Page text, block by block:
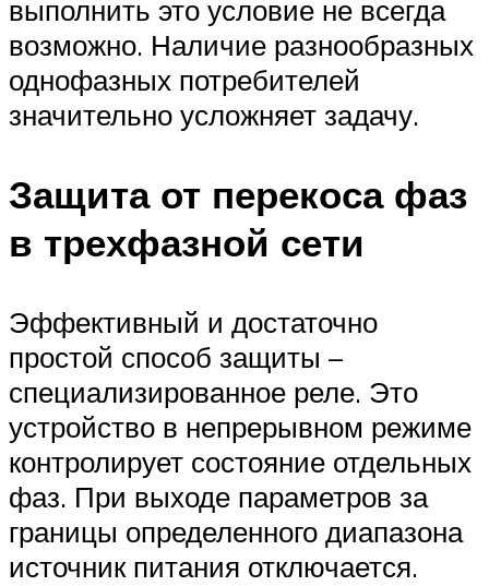
выполнить это условие не всегда
возможно. Наличие разнообразных
однофазных потребителей
значительно усложняет задачу.
Защита от перекоса фаз
в трехфазной сети
Эффективный и достаточно
простой способ защиты –
специализированное реле. Это
устройство в непрерывном режиме
контролирует состояние отдельных
фаз. При выходе параметров за
границы определенного диапазона
источник питания отключается.